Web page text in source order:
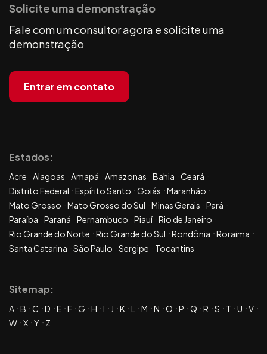
Solicite uma demonstração
Fale com um consultor agora e solicite uma
demonstração
Entrar em contato
Estados:
Acre Alagoas Amapá Amazonas Bahia
Ceará
Distrito Federal
Espírito Santo Goiás
Maranhão
Mato Grosso
Mato Grosso do Sul Minas Gerais
Pará
Paraíba
Paraná Pernambuco Piauí Rio de Janeiro
Rio Grande do Norte
Rio Grande do Sul Rondônia
Roraima
Santa Catarina
São Paulo Sergipe Tocantins
Sitemap:
A B C D E F G H I J K L M N O P Q R S T U
V
W X Y Z